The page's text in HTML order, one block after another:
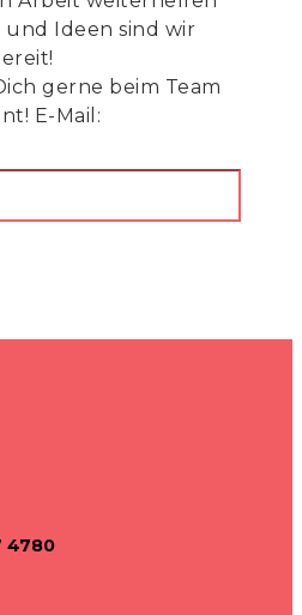
Ideen sind wir
gerne beim Team
E-Mail:
4780